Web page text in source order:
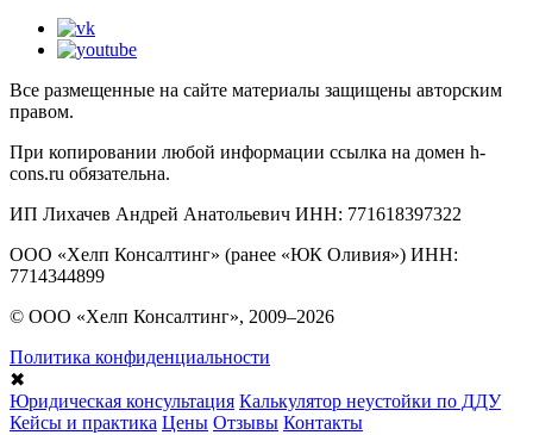
Все размещенные на сайте материалы защищены авторским
правом.
При копировании любой информации ссылка на домен h-
cons.ru обязательна.
ИП Лихачев Андрей Анатольевич ИНН: 771618397322
ООО «Хелп Консалтинг» (ранее «ЮК Оливия») ИНН:
7714344899
© ООО «Хелп Консалтинг», 2009–2026
Политика конфиденциальности
✖
Юридическая консультация Калькулятор неустойки по ДДУ
Кейсы и практика Цены Отзывы Контакты